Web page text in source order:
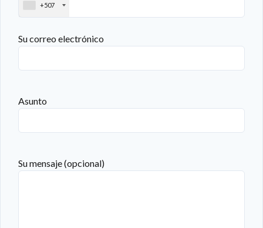
+507
Su correo electrónico
Asunto
Su mensaje (opcional)